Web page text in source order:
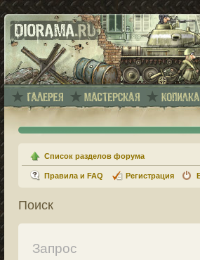
Список разделов форума
Правила и FAQ Регистрация
Поиск
Запрос